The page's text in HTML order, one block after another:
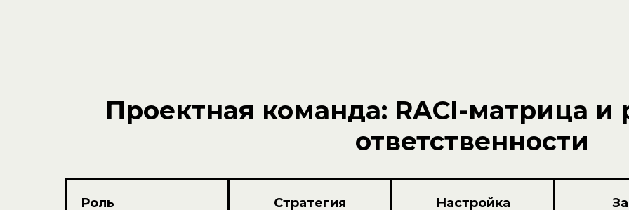
Проектная команда: RACI-матрица и
ответственности
Роль Стратегия Настройка